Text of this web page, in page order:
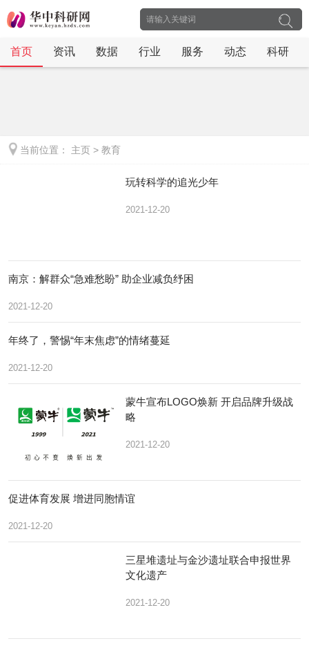
首页 资讯 数据 行业 服务 动态 科研
当前位置： 主页 > 教育
玩转科学的追光少年
2021-12-20
南京：解群众“急难愁盼” 助企业减负纾困
2021-12-20
年终了，警惕“年末焦虑”的情绪蔓延
2021-12-20
蒙牛宣布LOGO焕新 开启品牌升级战
略
2021-12-20
促进体育发展 增进同胞情谊
2021-12-20
三星堆遗址与金沙遗址联合申报世界
文化遗产
2021-12-20